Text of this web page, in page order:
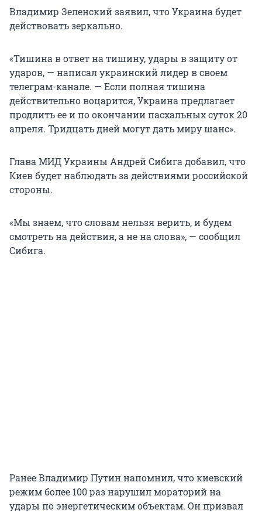
Владимир Зеленский заявил, что Украина будет
действовать зеркально.
«Тишина в ответ на тишину, удары в защиту от
ударов, — написал украинский лидер в своем
телеграм-канале. — Если полная тишина
действительно воцарится, Украина предлагает
продлить ее и по окончании пасхальных суток 20
апреля. Тридцать дней могут дать миру шанс».
Глава МИД Украины Андрей Сибига добавил, что
Киев будет наблюдать за действиями российской
стороны.
«Мы знаем, что словам нельзя верить, и будем
смотреть на действия, а не на слова», — сообщил
Сибига.
Ранее Владимир Путин напомнил, что киевский
режим более 100 раз нарушил мораторий на
удары по энергетическим объектам. Он призвал